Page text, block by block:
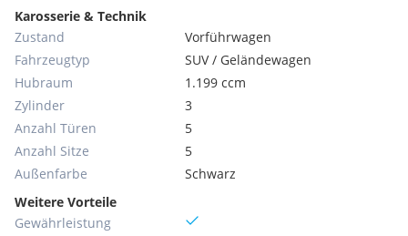
Karosserie & Technik
Zustand
Vorführwagen
Fahrzeugtyp
SUV / Geländewagen
Hubraum
1.199 ccm
Zylinder
3
Anzahl Türen
5
Anzahl Sitze
5
Außenfarbe
Schwarz
Weitere Vorteile
Gewährleistung